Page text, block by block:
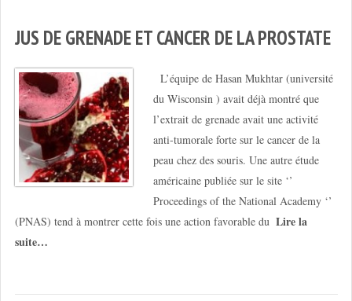
JUS DE GRENADE ET CANCER DE LA PROSTATE
L’équipe de Hasan Mukhtar (université
du Wisconsin ) avait déjà montré que
l’extrait de grenade avait une activité
anti-tumorale forte sur le cancer de la
peau chez des souris. Une autre étude
américaine publiée sur le site ‘’
Proceedings of the National Academy ‘’
(PNAS) tend à montrer cette fois une action favorable du Lire la
suite…